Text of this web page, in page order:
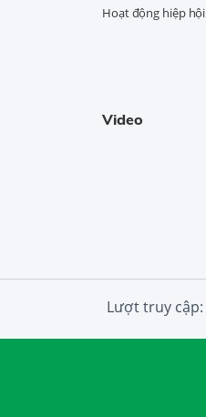
Hoạt động hiệp hội
Video
Lượt truy cập: